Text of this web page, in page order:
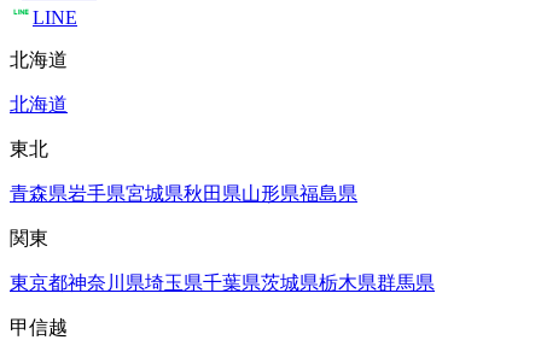
LINE
北海道
北海道
東北
青森県岩手県宮城県秋田県山形県福島県
関東
東京都神奈川県埼玉県千葉県茨城県栃木県群馬県
甲信越